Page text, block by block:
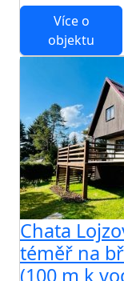
Více o
objektu
Chata
téměř na
(100 m k